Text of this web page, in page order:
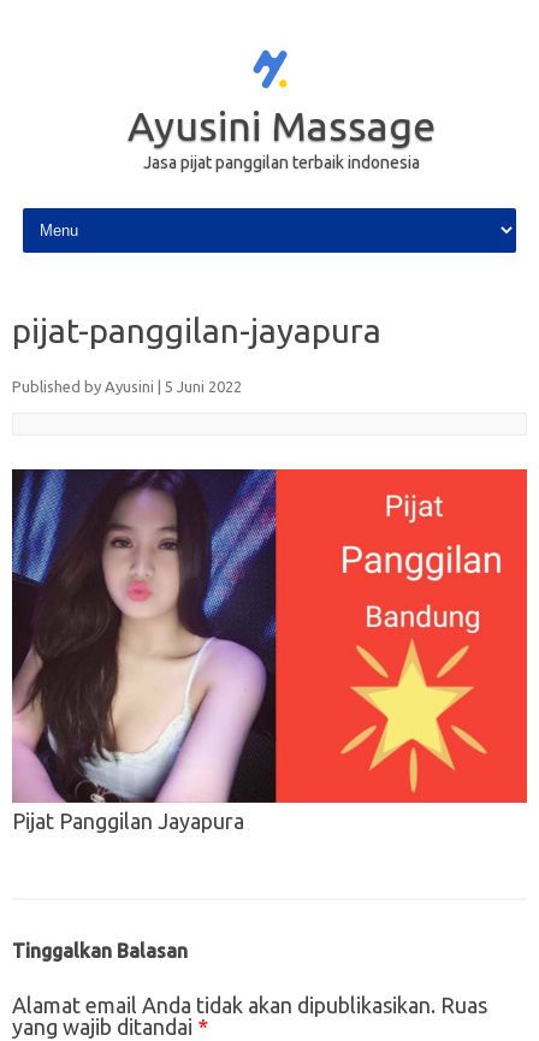
Ayusini Massage
Jasa pijat panggilan terbaik indonesia
Skip to content
pijat-panggilan-jayapura
Published by Ayusini 5 Juni 2022
Pijat Panggilan Jayapura
Tinggalkan Balasan
Alamat email Anda tidak akan dipublikasikan. Ruas
yang wajib ditandai *